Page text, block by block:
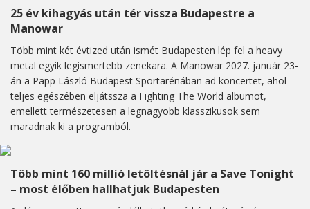
25 év kihagyás után tér vissza Budapestre a
Manowar
Több mint két évtized után ismét Budapesten lép fel a heavy
metal egyik legismertebb zenekara. A Manowar 2027. január 23-
án a Papp László Budapest Sportarénában ad koncertet, ahol
teljes egészében eljátssza a Fighting The World albumot,
emellett természetesen a legnagyobb klasszikusok sem
maradnak ki a programból.
Több mint 160 millió letöltésnál jár a Save Tonight
– most élőben hallhatjuk Budapesten